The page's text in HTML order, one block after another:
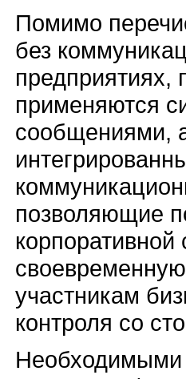
Помимо
без
предприятиях,
применяются
сообщениями,
позволяющие
участникам
контроля со
Необходимыми